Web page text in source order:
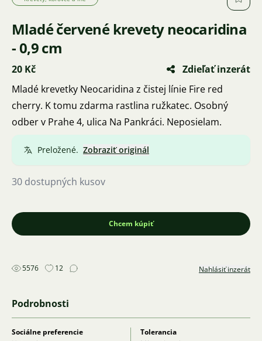
Mladé červené krevety neocaridina
- 0,9 cm
20 Kč
Zdieľať inzerát
Mladé krevetky Neocaridina z čistej línie Fire red
cherry. K tomu zdarma rastlina ružkatec. Osobný
odber v Prahe 4, ulica Na Pankráci. Neposielam.
Preložené. Zobraziť originál
30 dostupných kusov
Chcem kúpiť
5576 12 Nahlásiť inzerát
Podrobnosti
Sociálne preferencie
Tolerancia